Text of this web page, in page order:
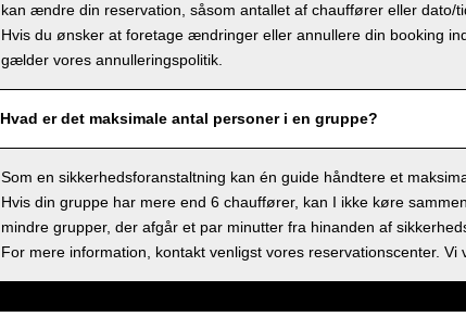
kan ændre din reservation, såsom antallet af chauffører eller dato/
Hvis du ønsker at foretage ændringer eller annullere din booking
gælder vores annulleringspolitik.
Hvad er det maksimale antal personer i en gruppe?
Som en sikkerhedsforanstaltning kan én guide håndtere et
Hvis din gruppe har mere end 6 chauffører, kan I ikke køre
mindre grupper, der afgår et par minutter fra hinanden af
For mere information, kontakt venligst vores reservationscenter.